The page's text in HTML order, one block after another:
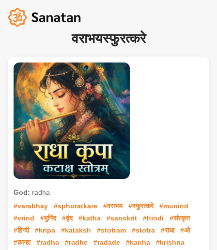
वराभयस्फुरत्करे
God: radha
#varabhay
#sphuratkare #वराभय #स्फुरत्करे
#munind
#vrind
#मुनिंद #वृंद #katha #sanskrit #hindi
#संस्कृत
#हिन्दी
#kripa #kataksh #stotram #stotra #राधा
#ओ
#कान्हा
#radha #radhe #radade #kanha
#krishna